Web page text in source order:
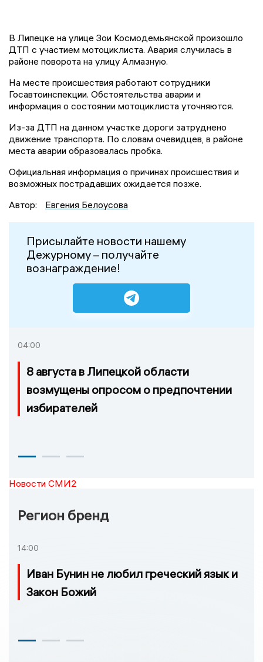
В Липецке на улице Зои Космодемьянской произошло
ДТП с участием мотоциклиста. Авария случилась в
районе поворота на улицу Алмазную.
На месте происшествия работают сотрудники
Госавтоинспекции. Обстоятельства аварии и
информация о состоянии мотоциклиста уточняются.
Из-за ДТП на данном участке дороги затруднено
движение транспорта. По словам очевидцев, в районе
места аварии образовалась пробка.
Официальная информация о причинах происшествия и
возможных пострадавших ожидается позже.
Автор:
Евгения Белоусова
Присылайте новости нашему
Дежурному – получайте
вознаграждение!
04:00
8 августа в Липецкой области
возмущены опросом о предпочтении
избирателей
Новости СМИ2
Регион бренд
14:00
Иван Бунин не любил греческий язык и
Закон Божий